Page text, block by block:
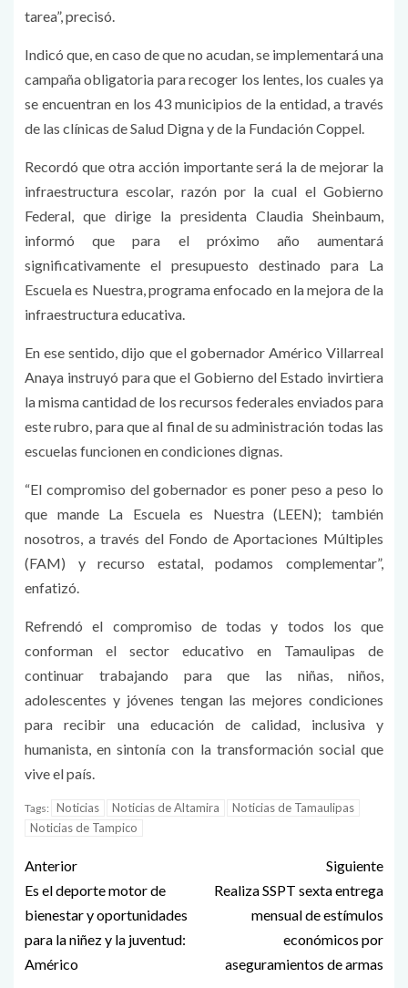
tarea”, precisó.
Indicó que, en caso de que no acudan, se implementará una
campaña obligatoria para recoger los lentes, los cuales ya
se encuentran en los 43 municipios de la entidad, a través
de las clínicas de Salud Digna y de la Fundación Coppel.
Recordó que otra acción importante será la de mejorar la
infraestructura escolar, razón por la cual el Gobierno
Federal, que dirige la presidenta Claudia Sheinbaum,
informó que para el próximo año aumentará
significativamente el presupuesto destinado para La
Escuela es Nuestra, programa enfocado en la mejora de la
infraestructura educativa.
En ese sentido, dijo que el gobernador Américo Villarreal
Anaya instruyó para que el Gobierno del Estado invirtiera
la misma cantidad de los recursos federales enviados para
este rubro, para que al final de su administración todas las
escuelas funcionen en condiciones dignas.
“El compromiso del gobernador es poner peso a peso lo
que mande La Escuela es Nuestra (LEEN); también
nosotros, a través del Fondo de Aportaciones Múltiples
(FAM) y recurso estatal, podamos complementar”,
enfatizó.
Refrendó el compromiso de todas y todos los que
conforman el sector educativo en Tamaulipas de
continuar trabajando para que las niñas, niños,
adolescentes y jóvenes tengan las mejores condiciones
para recibir una educación de calidad, inclusiva y
humanista, en sintonía con la transformación social que
vive el país.
Tags: Noticias Noticias de Altamira
Noticias de Tamaulipas
Noticias de Tampico
Anterior
Es el deporte motor de
bienestar y oportunidades
para la niñez y la juventud:
Américo
Siguiente
Realiza SSPT sexta entrega
mensual de estímulos
económicos por
aseguramientos de armas